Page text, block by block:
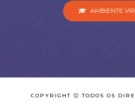
AMBIENTE
COPYRIGHT Ⓒ TODOS OS